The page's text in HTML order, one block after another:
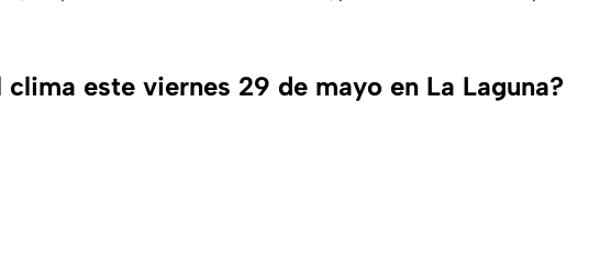
este viernes 29 de mayo en La Laguna?